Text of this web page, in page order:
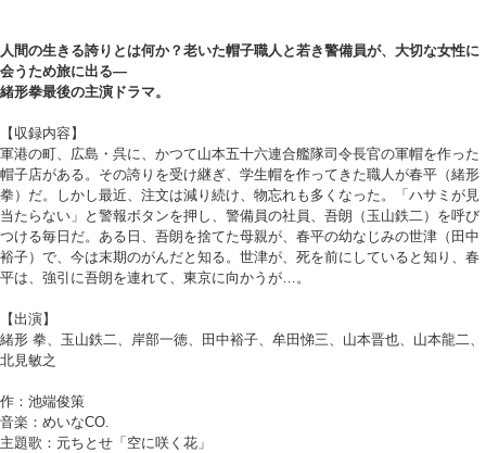
人間の生きる誇りとは何か？老いた帽子職人と若き警備員が、大切な女性に
会うため旅に出る―
緒形拳最後の主演ドラマ。
【収録内容】
軍港の町、広島・呉に、かつて山本五十六連合艦隊司令長官の軍帽を作った
帽子店がある。その誇りを受け継ぎ、学生帽を作ってきた職人が春平（緒形
拳）だ。しかし最近、注文は減り続け、物忘れも多くなった。「ハサミが見
当たらない」と警報ボタンを押し、警備員の社員、吾朗（玉山鉄二）を呼び
つける毎日だ。ある日、吾朗を捨てた母親が、春平の幼なじみの世津（田中
裕子）で、今は末期のがんだと知る。世津が、死を前にしていると知り、春
平は、強引に吾朗を連れて、東京に向かうが…。
【出演】
緒形 拳、玉山鉄二、岸部一徳、田中裕子、牟田悌三、山本晋也、山本龍二、
北見敏之
作：池端俊策
音楽：めいなCO.
主題歌：元ちとせ「空に咲く花」